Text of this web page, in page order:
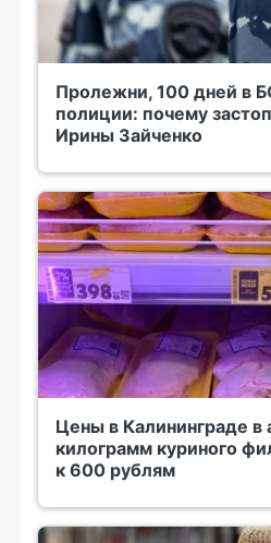
Пролежни, 100 дней в
полиции: почему
Ирины Зайченко
Цены в Калининграде в
килограмм куриного
к 600 рублям